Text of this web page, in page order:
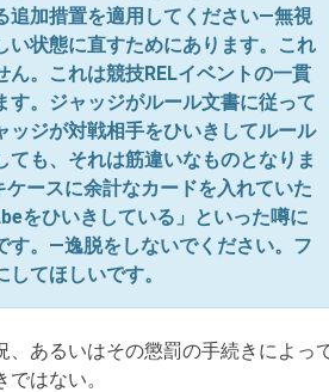
追加措置を適用してください―無視
い状態に直すためにあります。これ
。これは競技RELイベントの一貫
。ジャッジがルール文書に従って
ッジが対戦相手をひいきしてルール
も、それは筋違いなものとなりま
ースに余計なカードを入れていた
をひいきしている」といった噂に
す。―逸脱をしないでください。フ
てほしいです。
、あるいはその懲罰の手続きによっ
はない。